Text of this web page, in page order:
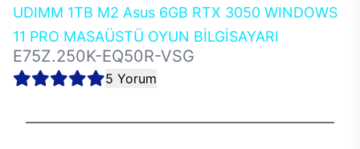
UDIMM 1TB M2 Asus 6GB RTX 3050 WINDOWS
11 PRO MASAÜSTÜ OYUN BİLGİSAYARI
E75Z.250K-EQ50R-VSG
5 Yorum